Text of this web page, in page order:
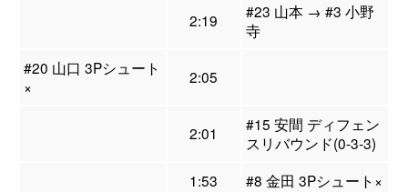
2:19
#23 山本 → #3 小野
寺
#20 山口 3Pシュート
×
2:05
2:01
#15 安間 ディフェン
スリバウンド(0-3-3)
1:53
#8 金田 3Pシュート×